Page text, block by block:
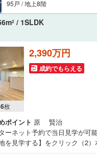
95戸 / 地上8階
2 / 1SLDK
枚
2,390万円
成約でもらえる
ポイント 原 賢治
ーネット予約で当日見学が可
を見学する】をクリック（2